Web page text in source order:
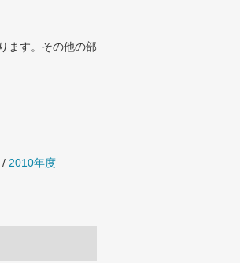
ます。その他の部
/ 2010年度